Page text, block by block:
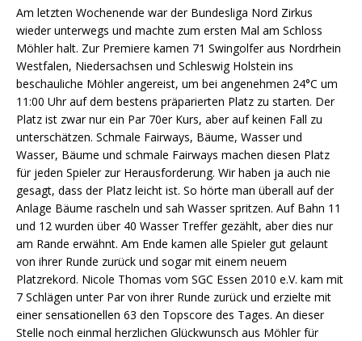
Am letzten Wochenende war der Bundesliga Nord Zirkus
wieder unterwegs und machte zum ersten Mal am Schloss
Möhler halt. Zur Premiere kamen 71 Swingolfer aus Nordrhein
Westfalen, Niedersachsen und Schleswig Holstein ins
beschauliche Möhler angereist, um bei angenehmen 24°C um
11:00 Uhr auf dem bestens präparierten Platz zu starten. Der
Platz ist zwar nur ein Par 70er Kurs, aber auf keinen Fall zu
unterschätzen. Schmale Fairways, Bäume, Wasser und
Wasser, Bäume und schmale Fairways machen diesen Platz
für jeden Spieler zur Herausforderung. Wir haben ja auch nie
gesagt, dass der Platz leicht ist. So hörte man überall auf der
Anlage Bäume rascheln und sah Wasser spritzen. Auf Bahn 11
und 12 wurden über 40 Wasser Treffer gezählt, aber dies nur
am Rande erwähnt. Am Ende kamen alle Spieler gut gelaunt
von ihrer Runde zurück und sogar mit einem neuem
Platzrekord. Nicole Thomas vom SGC Essen 2010 e.V. kam mit
7 Schlägen unter Par von ihrer Runde zurück und erzielte mit
einer sensationellen 63 den Topscore des Tages. An dieser
Stelle noch einmal herzlichen Glückwunsch aus Möhler für